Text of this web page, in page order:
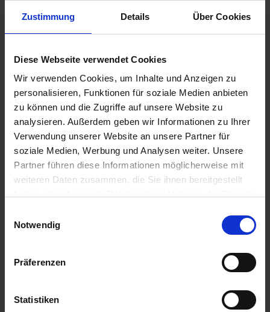
Zustimmung Details Über Cookies
Diese Webseite verwendet Cookies
Wir verwenden Cookies, um Inhalte und Anzeigen zu
personalisieren, Funktionen für soziale Medien anbieten
zu können und die Zugriffe auf unsere Website zu
analysieren. Außerdem geben wir Informationen zu Ihrer
Verwendung unserer Website an unsere Partner für
soziale Medien, Werbung und Analysen weiter. Unsere
Partner führen diese Informationen möglicherweise mit
weiteren Daten zusammen, die Sie ihnen bereitgestellt
Notwendig
Präferenzen
Statistiken
Kübelpflanz
Artikel-Nr.: 7000835-01-cfg
Ähnliche Produkte